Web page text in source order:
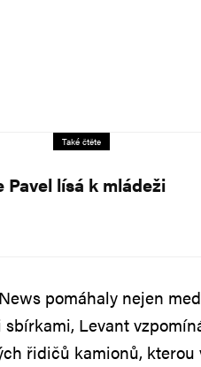
Také čtěte
Pavel lísá k mládeži
pomáhaly nejen
Levant
řidičů kamionů, kterou